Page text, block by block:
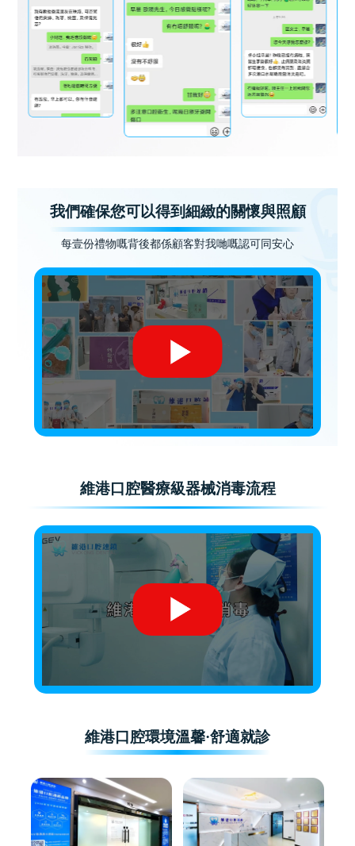
我們確保您可以得到細緻的關懷與照顧
每壹份禮物嘅背後都係顧客對我哋嘅認可同安心
維港口腔醫療級器械消毒流程
維港口腔環境溫馨·舒適就診